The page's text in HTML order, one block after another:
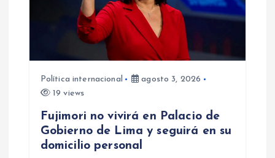
Política internacional
agosto 3, 2026
19 views
Fujimori no vivirá en Palacio de
Gobierno de Lima y seguirá en su
domicilio personal